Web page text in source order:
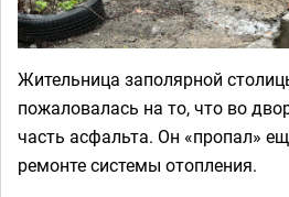
Жительница заполярной
пожаловалась на то, что во
часть асфальта. Он «пропал»
ремонте системы отопления.